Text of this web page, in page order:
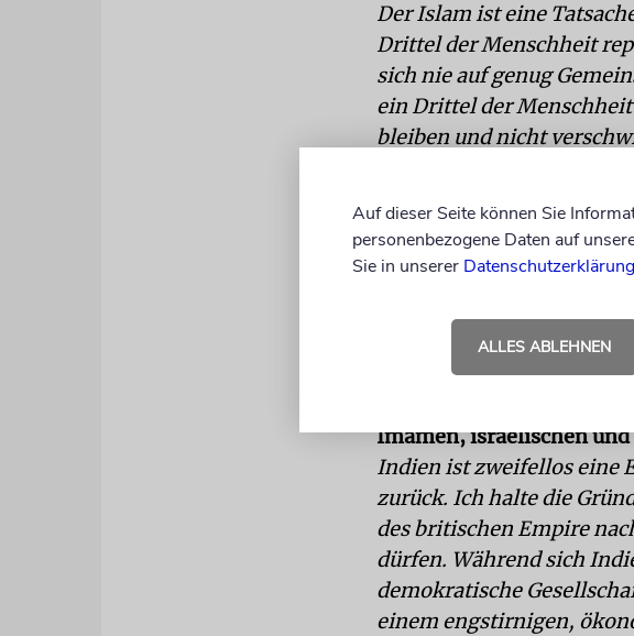
Der Islam ist eine
Drittel der Menschheit
sich nie auf genug
ein Drittel der
bleiben und nicht
Muslime gibt. Aber der
In Indien leben heute
ist eine multiethnische,
beliebter als in den USA.
und gehören der
Imamen, israelischen
Indien ist zweifellos eine
zurück. Ich halte die
des britischen Empire
dürfen. Während sich
demokratische
einem engstirnigen,
Auf dieser Seite können Sie
personenbezogene Daten auf
Sie in unserer Datenschutzerklärung
ALLES ABLEHNEN